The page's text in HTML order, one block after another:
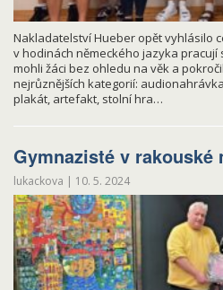
Nakladatelství Hueber opět vyhlásilo
v hodinách německého jazyka pracují
mohli žáci bez ohledu na věk a
nejrůznějších kategorií:
plakát, artefakt, stolní hra…
Gymnazisté v rakouské
lukackova | 10. 5. 2024